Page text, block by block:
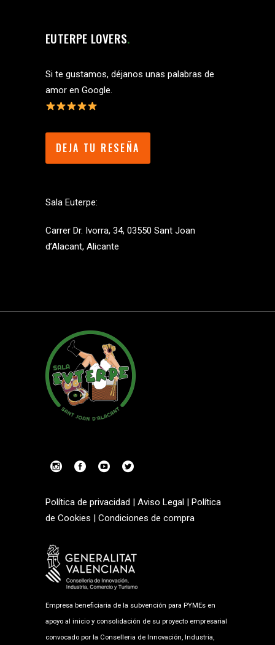
EUTERPE LOVERS
Si te gustamos, déjanos unas palabras de
amor en Google.
DEJA TU RESEÑA
Sala Euterpe:
Carrer Dr. Ivorra, 34, 03550 Sant Joan
d’Alacant, Alicante
Política de privacidad | Aviso Legal | Política
de Cookies | Condiciones de compra
Empresa beneficiaria de la subvención para PYMEs en
apoyo al inicio y consolidación de su proyecto empresarial
convocado por la Conselleria de Innovación, Industria,